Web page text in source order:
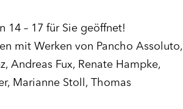
14 – 17 für Sie geöffnet!
mit Werken von Pancho Assoluto,
Andreas Fux, Renate Hampke,
Marianne Stoll, Thomas